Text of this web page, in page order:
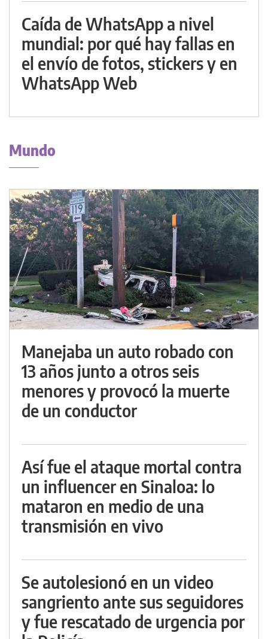
Caída de WhatsApp a nivel
mundial: por qué hay fallas en
el envío de fotos, stickers y en
WhatsApp Web
Mundo
Manejaba un auto robado con
13 años junto a otros seis
menores y provocó la muerte
de un conductor
Así fue el ataque mortal contra
un influencer en Sinaloa: lo
mataron en medio de una
transmisión en vivo
Se autolesionó en un video
sangriento ante sus seguidores
y fue rescatado de urgencia por